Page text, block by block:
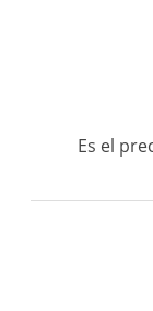
Es el